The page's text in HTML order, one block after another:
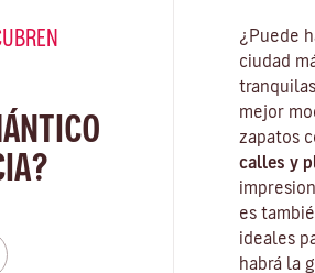
¿Puede
ciudad
mejor
zapatos
calles y
es
ideales
habrá la